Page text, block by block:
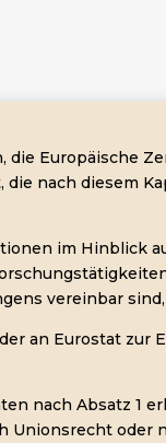
die Europäische
nach diesem
im Hinblick
vereinbar
an Eurostat zur
nach Absatz 1
Unionsrecht oder